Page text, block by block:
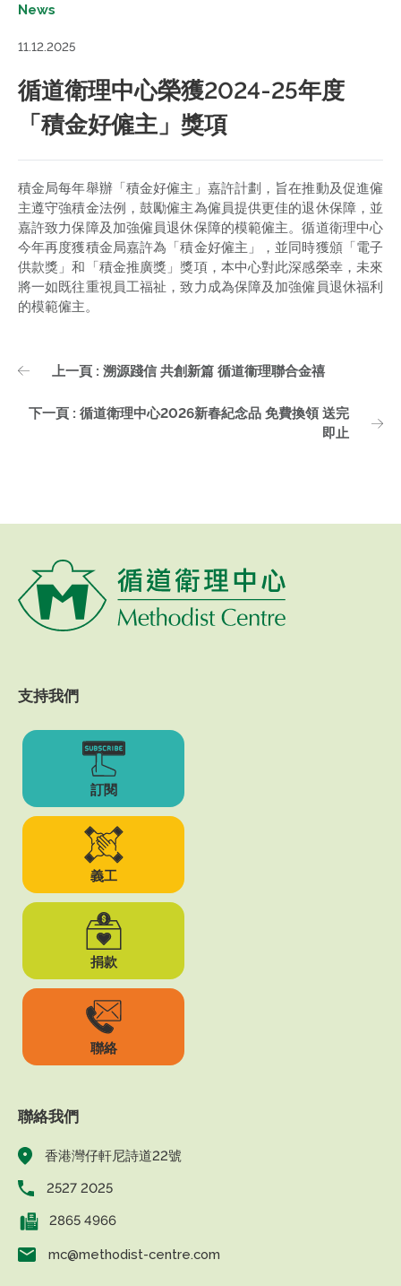
News
11.12.2025
循道衛理中心榮獲2024-25年度
「積金好僱主」獎項
積金局每年舉辦「積金好僱主」嘉許計劃，旨在推動及促進僱
主遵守強積金法例，鼓勵僱主為僱員提供更佳的退休保障，並
嘉許致力保障及加強僱員退休保障的模範僱主。循道衛理中心
今年再度獲積金局嘉許為「積金好僱主」，並同時獲頒「電子
供款獎」和「積金推廣獎」獎項，本中心對此深感榮幸，未來
將一如既往重視員工福祉，致力成為保障及加強僱員退休福利
的模範僱主。
上一頁 : 溯源踐信 共創新篇 循道衞理聯合金禧
下一頁 : 循道衛理中心2026新春紀念品 免費換領 送完
即止
支持我們
訂閱
義工
捐款
聯絡
聯絡我們
香港灣仔軒尼詩道22號
2527 2025
2865 4966
mc@methodist-centre.com